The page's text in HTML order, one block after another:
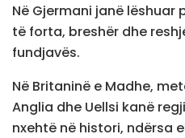
Në Gjermani janë
të forta, breshër dhe
fundjavës.
Në Britaninë e Madhe,
Anglia dhe Uellsi kanë
nxehtë në histori, ndërsa